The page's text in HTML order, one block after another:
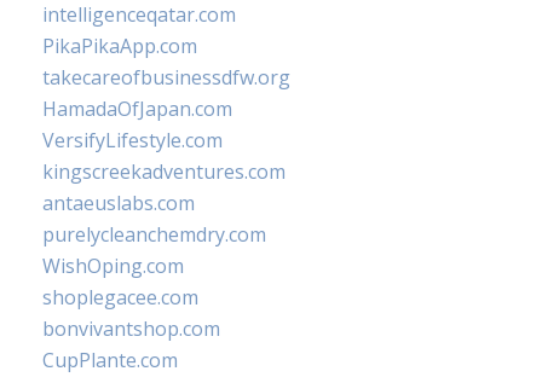
intelligenceqatar.com
PikaPikaApp.com
takecareofbusinessdfw.org
HamadaOfJapan.com
VersifyLifestyle.com
kingscreekadventures.com
antaeuslabs.com
purelycleanchemdry.com
WishOping.com
shoplegacee.com
bonvivantshop.com
CupPlante.com